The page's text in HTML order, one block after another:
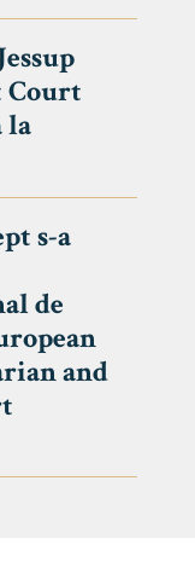
Court
la
s-a
de
and